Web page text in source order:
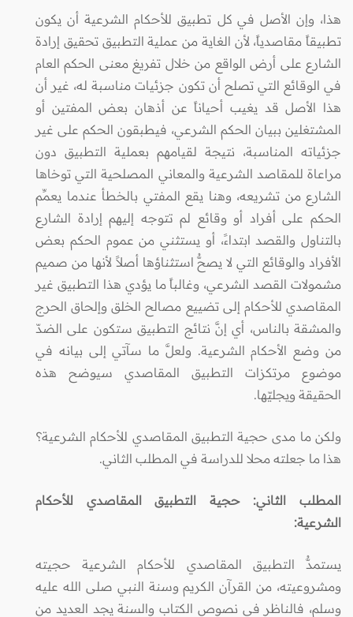
هذا، وإن الأصل في كل تطبيق للأحكام الشرعية أن يكون
تطبيقاً مقاصدياً، لأن الغاية من عملية التطبيق تحقيق إرادة
الشارع على أرض الواقع من خلال تفريغ معنى الحكم العام
في الوقائع التي تصلح أن تكون جزئيات مناسبة له، غير أن
هذا الأصل قد يغيب أحياناً عن أذهان بعض المفتين أو
المشتغلين ببيان الحكم الشرعي، فيطبقون الحكم على غير
جزئياته المناسبة، نتيجة لقيامهم بعملية التطبيق دون
مراعاة للمقاصد الشرعية والمعاني المصلحية التي توخاها
الشارع من تشريعه، وهنا يقع المفتي بالخطأ عندما يعمِّم
الحكم على أفراد أو وقائع لم تتوجه إليهم إرادة الشارع
بالتناول والقصد ابتداءً، أو يستثني من عموم الحكم بعض
الأفراد والوقائع التي لا يصحُّ استثناؤها أصلاً لأنها من صميم
مشمولات القصد الشرعي، وغالباً ما يؤدي هذا التطبيق غير
المقاصدي للأحكام إلى تضييع مصالح الخلق وإلحاق الحرج
والمشقة بالناس، أي إنَّ نتائج التطبيق ستكون على الضدّ
من وضع الأحكام الشرعية. ولعلَّ ما سآتي إلى بيانه في
موضوع مرتكزات التطبيق المقاصدي سيوضح هذه
الحقيقة ويجليّها.
ولكن ما مدى حجية التطبيق المقاصدي للأحكام الشرعية؟
هذا ما جعلته محلا للدراسة في المطلب الثاني.
المطلب الثاني: حجية التطبيق المقاصدي للأحكام
الشرعية:
يستمدُّ التطبيق المقاصدي للأحكام الشرعية حجيته
ومشروعيته، من القرآن الكريم وسنة النبي صلى الله عليه
وسلم، فالناظر في نصوص الكتاب والسنة يجد العديد من